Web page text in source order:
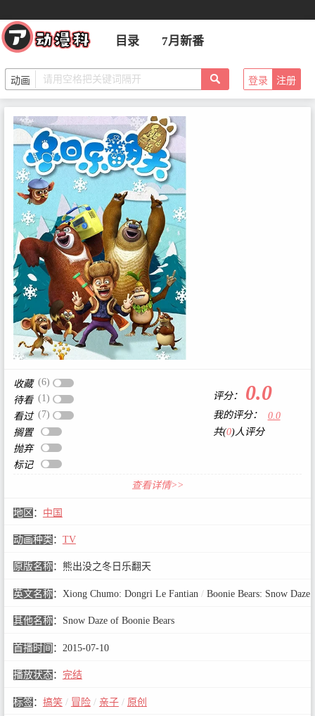
目录 7月新番
登录 注册
收藏 (6)
待看 (1)
看过 (7)
搁置
抛弃
标记
评分： 0.0
我的评分：
0.0
共(0)人评分
查看详情>>
地区 ： 中国
动画种类 ： TV
原版名称： 熊出没之冬日乐翻天
英文名称： Xiong Chumo: Dongri Le Fantian /Boonie Bears: Snow Daze
其他名称： Snow Daze of Boonie Bears
首播时间 ： 2015-07-10
播放状态： 完结
标签： 搞笑 / 冒险 / 亲子 / 原创